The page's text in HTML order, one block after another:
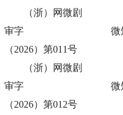
（浙）网微剧
审字
（2026）第011号
微
（浙）网微剧
审字
（2026）第012号
微